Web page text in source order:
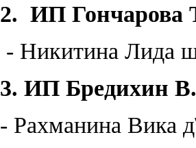
2. ИП Гончарова
- Никитина Лида
3. ИП Бредихин
- Рахманина Вика